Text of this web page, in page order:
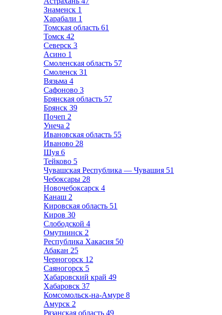
Знаменск 1
Харабали 1
Томская область 61
Томск 42
Северск 3
Асино 1
Смоленская область 57
Смоленск 31
Вязьма 4
Сафоново 3
Брянская область 57
Брянск 39
Почеп 2
Унеча 2
Ивановская область 55
Иваново 28
Шуя 6
Тейково 5
Чувашская Республика — Чувашия 51
Чебоксары 28
Новочебоксарск 4
Канаш 2
Кировская область 51
Киров 30
Слободской 4
Омутнинск 2
Республика Хакасия 50
Абакан 25
Черногорск 12
Саяногорск 5
Хабаровский край 49
Хабаровск 37
Комсомольск-на-Амуре 8
Амурск 2
Рязанская область 49